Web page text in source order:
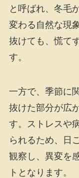
と呼ばれ、冬毛
変わる自然な現
抜けても、慌て
す。
一方で、季節に
抜けた部分が広
す。ストレスや
られるため、日
観察し、異変を
トとなります。